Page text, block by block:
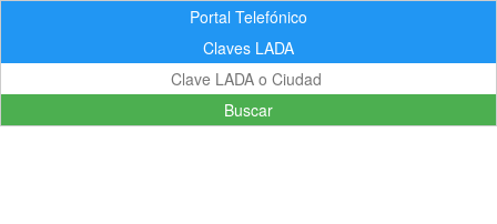
Portal Telefónico
Claves LADA
Buscar